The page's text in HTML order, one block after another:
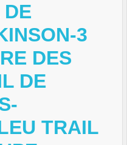
3
DES
DE
TRAIL